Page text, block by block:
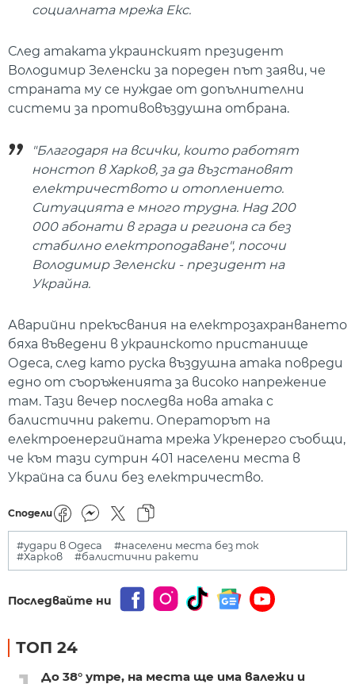
социалната мрежа Екс.
След атаката украинският президент
Володимир Зеленски за пореден път заяви, че
страната му се нуждае от допълнителни
системи за противовъздушна отбрана.
"Благодаря на всички, които работят
нонстоп в Харков, за да възстановят
електричеството и отоплението.
Ситуацията е много трудна. Над 200
000 абонати в града и региона са без
стабилно електроподаване", посочи
Володимир Зеленски - президент на
Украйна.
Аварийни прекъсвания на електрозахранването
бяха въведени в украинското пристанище
Одеса, след като руска въздушна атака повреди
едно от съоръженията за високо напрежение
там. Тази вечер последва нова атака с
балистични ракети. Операторът на
електроенергийната мрежа Укренерго съобщи,
че към тази сутрин 401 населени места в
Украйна са били без електричество.
Сподели
#удари в Одеса
#населени места без ток
#Харков
#балистични ракети
Последвайте ни
ТОП 24
До 38° утре, на места ще има валежи и